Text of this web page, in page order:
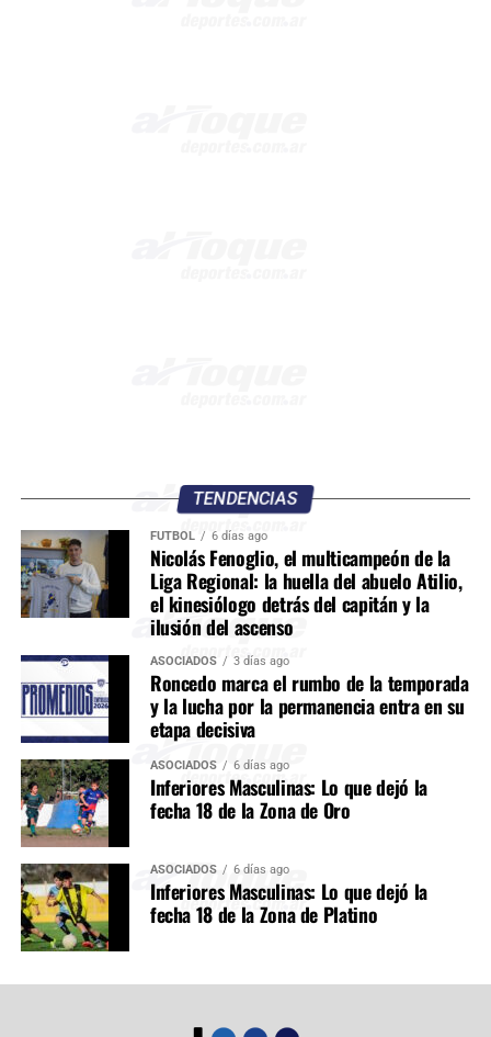
TENDENCIAS
FÚTBOL 6 días ago
Nicolás Fenoglio, el multicampeón de la
Liga Regional: la huella del abuelo Atilio,
el kinesiólogo detrás del capitán y la
ilusión del ascenso
ASOCIADOS 3 días ago
Roncedo marca el rumbo de la temporada
y la lucha por la permanencia entra en su
etapa decisiva
ASOCIADOS 6 días ago
Inferiores Masculinas: Lo que dejó la
fecha 18 de la Zona de Oro
ASOCIADOS 6 días ago
Inferiores Masculinas: Lo que dejó la
fecha 18 de la Zona de Platino